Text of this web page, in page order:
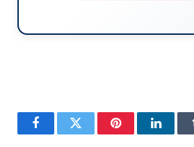
FacebookTwitter Pinterest